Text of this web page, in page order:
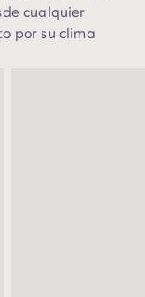
cualquier
por su clima